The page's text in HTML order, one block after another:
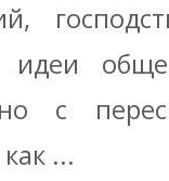
с
...